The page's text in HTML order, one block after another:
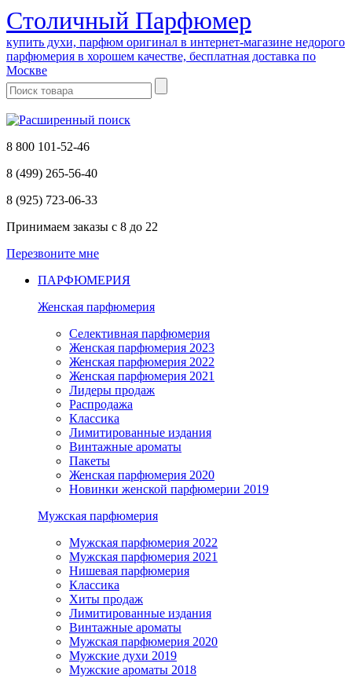
Cтоличный Парфюмер
купить духи, парфюм оригинал в интернет-магазине недорого
парфюмерия в хорошем качестве, бесплатная доставка по
Москве
8 800 101-52-46
8 (499) 265-56-40
8 (925) 723-06-33
Принимаем заказы с 8 до 22
Перезвоните мне
ПАРФЮМЕРИЯ
Женская парфюмерия
Селективная парфюмерия
Женская парфюмерия 2023
Женская парфюмерия 2022
Женская парфюмерия 2021
Лидеры продаж
Распродажа
Классика
Лимитированные издания
Винтажные ароматы
Пакеты
Женская парфюмерия 2020
Новинки женской парфюмерии 2019
Мужская парфюмерия
Мужская парфюмерия 2022
Мужская парфюмерия 2021
Нишевая парфюмерия
Классика
Хиты продаж
Лимитированные издания
Винтажные ароматы
Мужская парфюмерия 2020
Мужские духи 2019
Мужские ароматы 2018